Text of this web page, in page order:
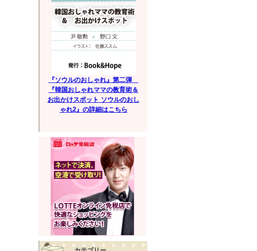
『ソウルのおしゃれ』第二弾
『韓国おしゃれママの教育術＆
お出かけスポット ソウルのおし
ゃれ2』の詳細はこちら